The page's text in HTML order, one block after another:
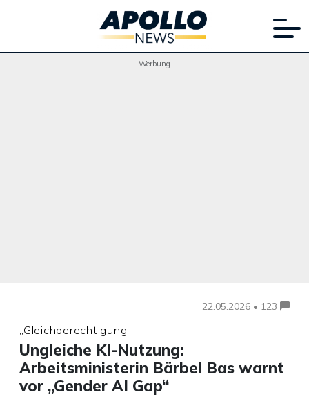
Werbung
22.05.2026 • 123
„Gleichberechtigung“
Ungleiche KI-Nutzung:
Arbeitsministerin Bärbel Bas warnt
vor „Gender AI Gap“